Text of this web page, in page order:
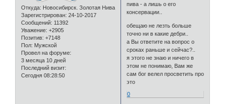
Откуда: Новосибирск. Золотая Нива
Зарегистрирован: 24-10-2017
Сообщений: 11392
Уважение: +2905
Позитив: +7148
Пол: Мужской
Провел на форуме:
3 месяца 10 дней
Последний визит:
Сегодня 08:28:50
пива - а лишь о его
консервации..
обещаю не лезть больше
точно ни в какие дебри..
а Вы ответите на вопрос о
сроках раньше и сейчас?..
я этого не знаю и ничего в
этом не понимаю, Вам же
сам бог велел просветить про
это
0